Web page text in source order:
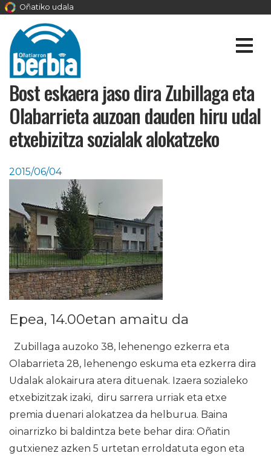
Oñatiko udala
Bost eskaera jaso dira Zubillaga eta
Olabarrieta auzoan dauden hiru udal
etxebizitza sozialak alokatzeko
2015/06/04
Epea, 14.00etan amaitu da
Zubillaga auzoko 38, lehenengo ezkerra eta
Olabarrieta 28, lehenengo eskuma eta ezkerra dira
Udalak alokairura atera dituenak. Izaera sozialeko
etxebizitzak izaki, diru sarrera urriak eta etxe
premia duenari alokatzea da helburua. Baina
oinarrizko bi baldintza bete behar dira: Oñatin
gutxienez azken 5 urtetan erroldatuta egon eta